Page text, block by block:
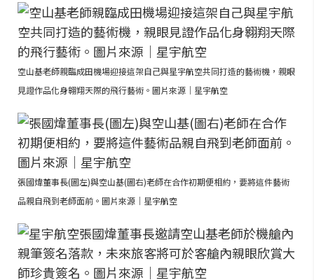
空山基老師親臨成田機場迎接這架自己與星宇航空共同打造的藝術機，親眼
見證作品化身翱翔天際的飛行藝術。圖片來源｜星宇航空
張國煒董事長(圖左)與空山基(圖右)老師在合作初期便相約，要將這件藝術
品親自飛到老師面前。圖片來源｜星宇航空